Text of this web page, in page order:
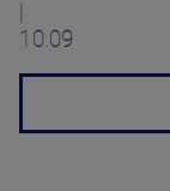
10:09